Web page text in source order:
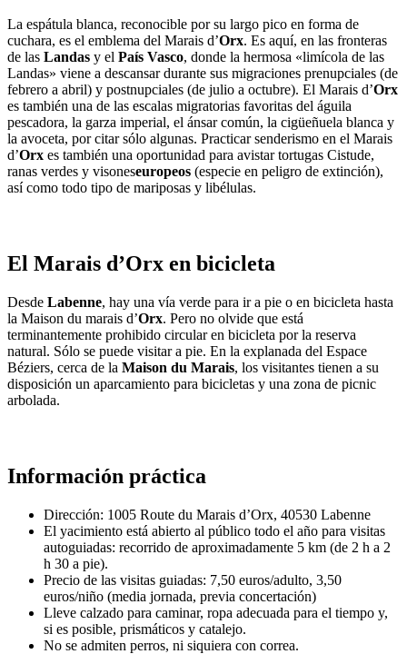
La espátula blanca, reconocible por su largo pico en forma de
cuchara, es el emblema del Marais d’Orx. Es aquí, en las fronteras
de las Landas y el País Vasco, donde la hermosa «limícola de las
Landas» viene a descansar durante sus migraciones prenupciales (de
febrero a abril) y postnupciales (de julio a octubre). El Marais d’Orx
es también una de las escalas migratorias favoritas del águila
pescadora, la garza imperial, el ánsar común, la cigüeñuela blanca y
la avoceta, por citar sólo algunas. Practicar senderismo en el Marais
d’Orx es también una oportunidad para avistar tortugas Cistude,
ranas verdes y visoneseuropeos (especie en peligro de extinción),
así como todo tipo de mariposas y libélulas.
El Marais d’Orx en bicicleta
Desde Labenne, hay una vía verde para ir a pie o en bicicleta hasta
la Maison du marais d’Orx. Pero no olvide que está
terminantemente prohibido circular en bicicleta por la reserva
natural. Sólo se puede visitar a pie. En la explanada del Espace
Béziers, cerca de la Maison du Marais, los visitantes tienen a su
disposición un aparcamiento para bicicletas y una zona de picnic
arbolada.
Información práctica
Dirección: 1005 Route du Marais d’Orx, 40530 Labenne
El yacimiento está abierto al público todo el año para visitas
autoguiadas: recorrido de aproximadamente 5 km (de 2 h a 2
h 30 a pie).
Precio de las visitas guiadas: 7,50 euros/adulto, 3,50
euros/niño (media jornada, previa concertación)
Lleve calzado para caminar, ropa adecuada para el tiempo y,
si es posible, prismáticos y catalejo.
No se admiten perros, ni siquiera con correa.